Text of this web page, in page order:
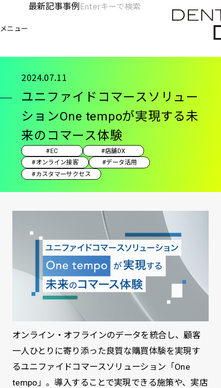
ン
ン
ツ
メニュー
[KC]
-
メ
イ
ン
最新記事事例
検
索
ユ
ユニファイドコマースソリュー
ションOne tempoが実現する未
来のコマース体験
2024.07.11
#EC
#店舗DX
#オンライン接客
#データ活用
#カスタマーサクセス
オンライン・オフラインのデータを統合し、顧客
一人ひとりに寄り添った良質な購買体験を実現す
るユニファイドコマースソリューション「One
tempo」。導入することで実現できる施策や、実店